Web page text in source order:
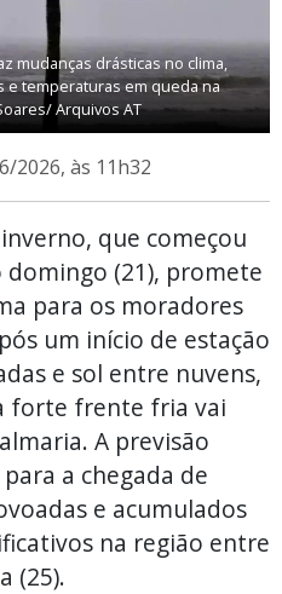
mudanças drásticas no clima,
e temperaturas em queda na
Arquivos AT
2026, às 11h32
que começou
(21), promete
para os moradores
um início de estação
e sol entre nuvens,
forte frente fria vai
A previsão
a chegada de
e acumulados
na região entre
(25).